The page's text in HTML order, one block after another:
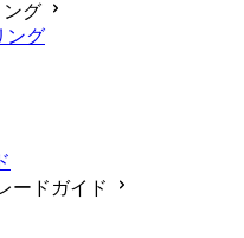
グ
ング
ードガイド